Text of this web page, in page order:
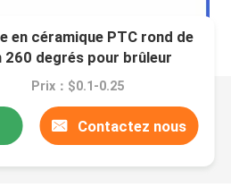
en céramique PTC rond de
260 degrés pour brûleur
à coefficient de
Prix：$0.1-0.25
Contactez nous